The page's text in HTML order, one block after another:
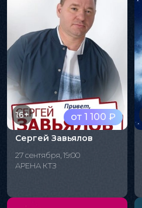
от 1 100 ₽
16+
Сергей Завьялов
27 сентября, 19:00
АРЕНА КТЗ